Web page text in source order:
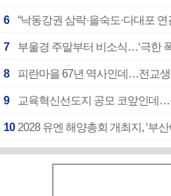
6 “낙동강권 삼락·을숙도·다대포
7 부울경 주말부터 비소식…‘극한
8 피란마을 67년 역사인데…전교
9 교육혁신선도지 공모 코앞인데…
10 2028 유엔 해양총회 개최지, ‘부